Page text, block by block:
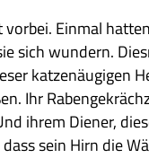
Ein­mal
sich wun­dern.
kat­zen­äu­gi­gen
Ihr
ihrem Die­ner,
sein Hirn die